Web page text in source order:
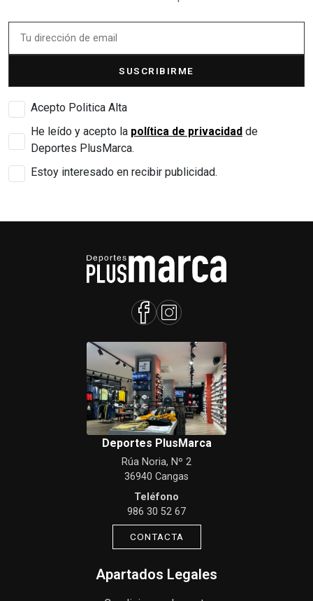
SUSCRIBIRME
Acepto Politica Alta
He leído y acepto la política de privacidad de
Deportes PlusMarca.
Estoy interesado en recibir publicidad.
Deportes PlusMarca
Rúa Noria, Nº 2
36940 Cangas
Teléfono
986 30 52 67
CONTACTA
Apartados Legales